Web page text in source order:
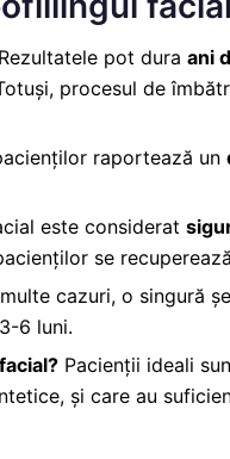
Rezultatele pot duraani
procesul de
raportează un
este considerat
se
cazuri, o singură
6 luni.
Pacienții ideali
și care au